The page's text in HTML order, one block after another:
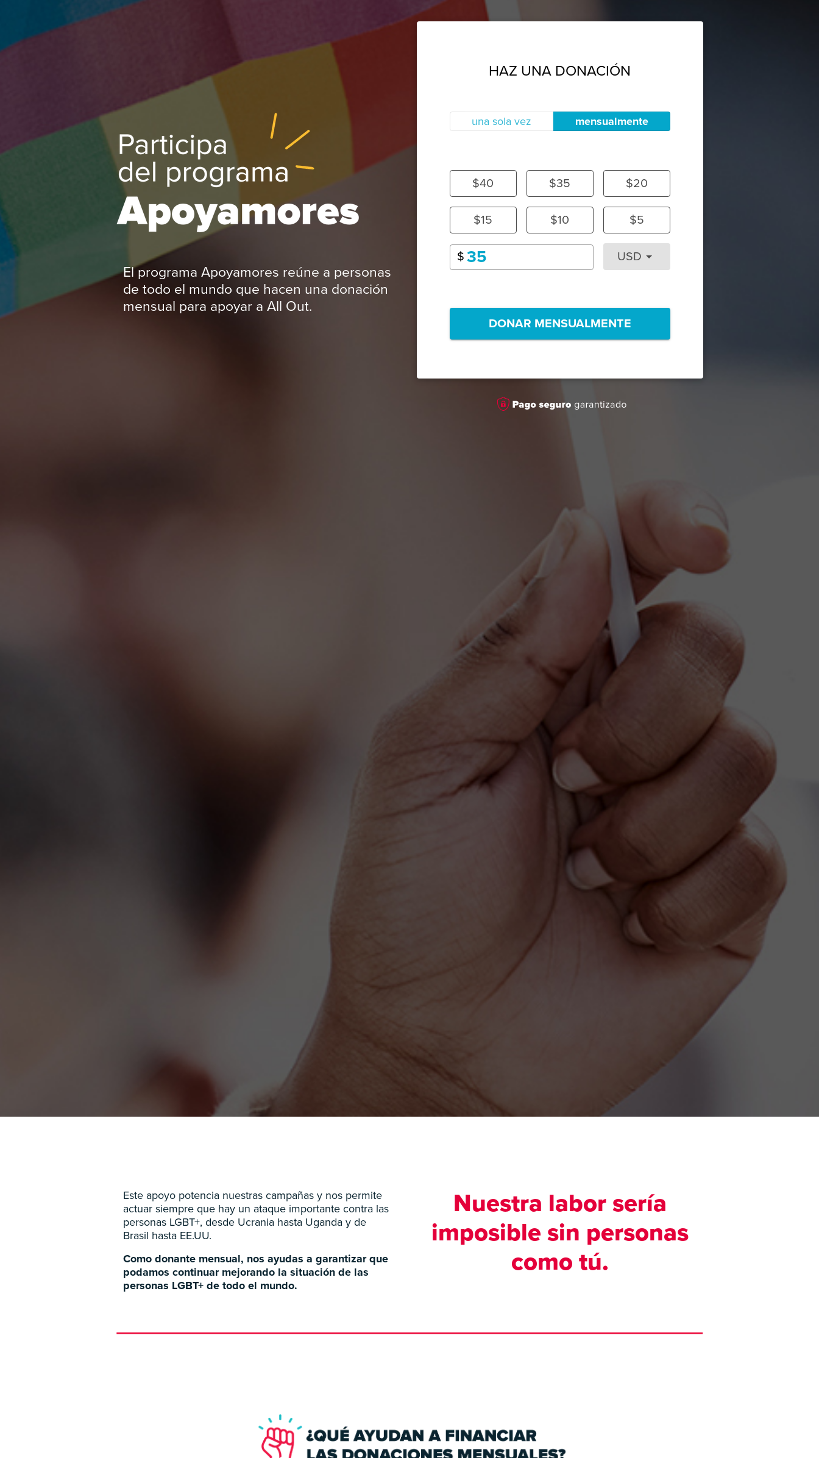
El programa Apoyamores reúne a personas
de todo el mundo que hacen una donación
mensual para apoyar a All Out.
HAZ UNA DONACIÓN
una sola vez mensualmente
$40 $35 $20
$15 $10 $5
$ USD
DONAR MENSUALMENTE
Este apoyo potencia nuestras campañas y nos permite
actuar siempre que hay un ataque importante contra las
personas LGBT+, desde Ucrania hasta Uganda y de
Brasil hasta EE.UU.
Como donante mensual, nos ayudas a garantizar que
podamos continuar mejorando la situación de las
personas LGBT+ de todo el mundo.
Nuestra labor sería
imposible sin personas
como tú.